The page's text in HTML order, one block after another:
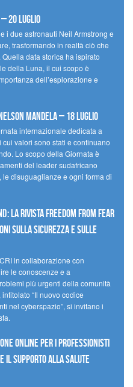
20 luglio
i due astronauti Neil Armstrong e
trasformando in realtà ciò che
data storica ha ispirato
della Luna, il cui scopo è
dell’esplorazione e
Mandela – 18 luglio
internazionale dedicata a
valori sono stati e continuano
Lo scopo della Giornata è
del leader sudafricano
le disuguaglianze e ogni forma di
la Rivista Freedom From Fear
sulla sicurezza e sulle
in collaborazione con
le conoscenze e a
più urgenti della comunità
“Il nuovo codice
nel cyberspazio”, si invitano i
online per i professionisti
e il supporto alla salute